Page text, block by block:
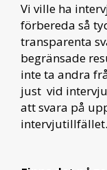
Vi ville ha
förbereda så
transparenta
begränsade
inte ta andra
just vid
att svara på
intervjutillfället.